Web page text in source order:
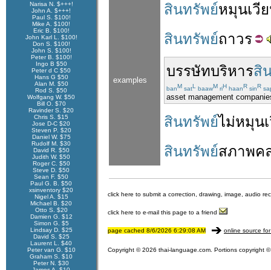
Narisa N. $+++!
John A. $+++!
Paul S. $100!
Mike A. $100!
Eric B. $100!
John Karl L. $100!
Don S. $100!
John S. $100!
Peter B. $100!
Ingo B $50
Peter d C $50
Hans G $50
Alan M. $50
Rod S. $50
Wolfgang W. $50
Bill O. $70
Ravinder S. $20
Chris S. $15
Jose D-C $20
Steven P. $20
Daniel W. $75
Rudolf M. $30
David R. $50
Judith W. $50
Roger C. $50
Steve D. $50
Sean F. $50
Paul G. B. $50
xsinventory $20
Nigel A. $15
Michael B. $20
Otto S. $20
Damien G. $12
Simon G. $5
Lindsay D. $25
David S. $25
Laurent L. $40
Peter van G. $10
Graham S. $10
Peter N. $30
examples
สินทรัพย์หมุนเวี
สินทรัพย์ถาวร
บรรษัทบริหารสิ
banM satL baawM riH haanR sinR
asset management
สินทรัพย์ไม่หมุน
สินทรัพย์สภาพค
click here to submit a correction, drawing, image, audio
click here to e-mail this page to a friend
page cached 8/6/2026 6:29:08 AM online source
Copyright © 2026 thai-language.com. Portions copyright